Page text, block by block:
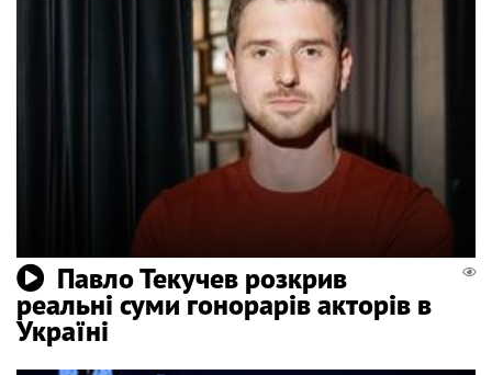
Павло Текучев розкрив
реальні суми гонорарів акторів в
Україні